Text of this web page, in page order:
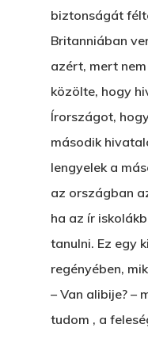
biztonságát
Britanniában
azért, mert
közölte, hogy
Írországot,
második
lengyelek a
az országban
ha az ír
tanulni. Ez egy
regényében,
– Van alibije? –
tudom , a